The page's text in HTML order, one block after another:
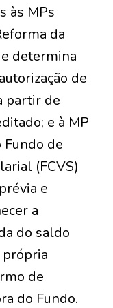
às MPs
da
determina
de
partir de
e à MP
de
(FCVS)
e
a
do saldo
própria
de
do Fundo.